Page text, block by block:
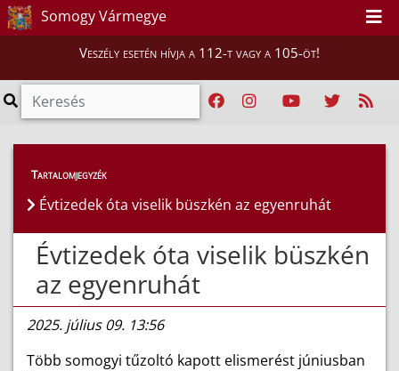
Somogy Vármegye
Veszély esetén hívja a 112-t vagy a 105-öt!
Híreink > Hírek
Tartalomjegyzék
Évtizedek óta viselik büszkén az egyenruhát
Évtizedek óta viselik büszkén
az egyenruhát
2025. július 09. 13:56
Több somogyi tűzoltó kapott elismerést júniusban